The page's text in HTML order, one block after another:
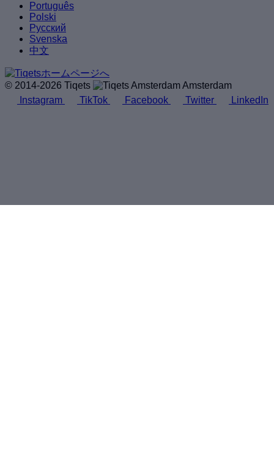
Português
Polski
Русский
Svenska
中文
© 2014-2026 Tiqets
Amsterdam
Instagram
TikTok Facebook Twitter LinkedIn